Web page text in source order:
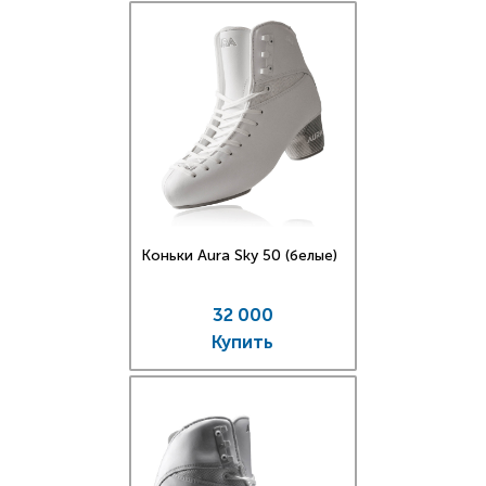
Коньки Aura Sky 50 (белые)
32 000
Купить